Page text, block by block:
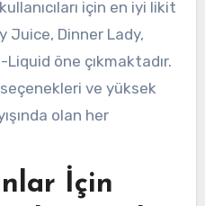
için en iyi likit
Juice, Dinner Lady,
öne çıkmaktadır.
ve yüksek
olan her
İçin